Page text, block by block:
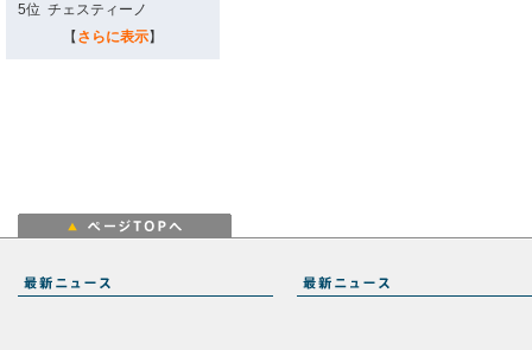
5位 チェスティーノ
【 さらに表示】